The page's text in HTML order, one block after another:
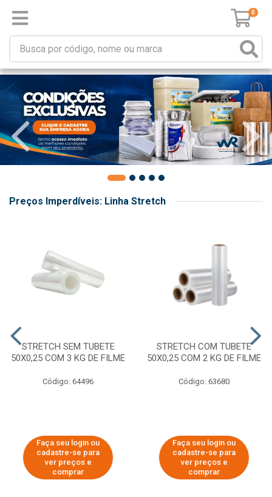
0
Preços Imperdíveis: Linha Stretch
STRETCH SEM TUBETE
50X0,25 COM 3 KG DE FILME
Código: 64496
Faça seu login ou
cadastre-se para
ver preços e
comprar
STRETCH COM TUBETE
50X0,25 COM 2 KG DE FILME
Código: 63680
Faça seu login ou
cadastre-se para
ver preços e
comprar